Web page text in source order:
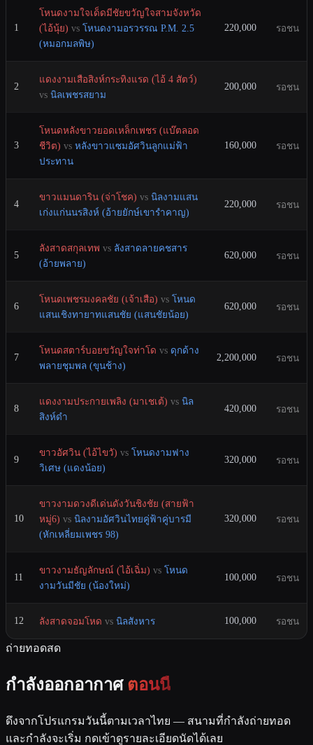
1
โหนดงามใจเด็ดมีชัยขวัญใจสามจังหวัด
(ไอ้นุ้ย) vs โหนดงามอรวรรณ P.M. 2.5
(หมอกมลพิษ)
220,000 รอชน
2
แดงงามเสือสิงห์กระทิงแรด (ไอ้ 4 สัตว์)
vs นิลเพชรสยาม
200,000 รอชน
3
โหนดหลังขาวยอดเหล็กเพชร (แบ๊ตลอด
ชีวิต) vs หลังขาวแซมอัศวินลูกแม่ฟ้า
ประทาน
160,000 รอชน
4
ขาวแมนดาริน (จ่าโชค) vs นิลงามแสน
เก่งแก่นนรสิงห์ (อ้ายยักษ์เขารำคาญ)
220,000 รอชน
5
ลังสาดสกุลเทพ vs ลังสาดลายคชสาร
(อ้ายพลาย)
620,000 รอชน
6
โหนดเพชรมงคลชัย (เจ้าเสือ) vs โหนด
แสนเชิงทายาทแสนชัย (แสนชัยน้อย)
620,000 รอชน
7
โหนดสตาร์บอยขวัญใจท่าโด vs ดุกด้าง
พลายชุมพล (ขุนช้าง)
2,200,000 รอชน
8
แดงงามประกายเพลิง (มาเชเต้) vs นิล
สิงห์ดำ
420,000 รอชน
9
ขาวอัศวิน (ไอ้ไขวั) vs โหนดงามฟาง
วิเศษ (แดงน้อย)
320,000 รอชน
10
ขาวงามดวงดีเด่นดังวันชิงชัย (สายฟ้า
หมู่6) vs นิลงามอัศวินไทยคู่ฟ้าคู่บารมี
(หักเหลี่ยมเพชร 98)
320,000 รอชน
11
ขาวงามธัญลักษณ์ (ไอ้เฉิ่ม) vs โหนด
งามวันมีชัย (น้องใหม่)
100,000 รอชน
12 ลังสาดจอมโหด vs นิลสังหาร 100,000 รอชน
ถ่ายทอดสด
กำลังออกอากาศตอนนี้
ดึงจากโปรแกรมวันนี้ตามเวลาไทย — สนามที่กำลังถ่ายทอด
และกำลังจะเริ่ม กดเข้าดูรายละเอียดนัดได้เลย